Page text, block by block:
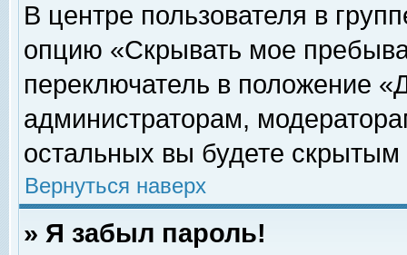
В центре пользователя в
опцию «Скрывать мое
переключатель в положение
администраторам,
остальных вы будете скрытым
Вернуться наверх
» Я забыл пароль!